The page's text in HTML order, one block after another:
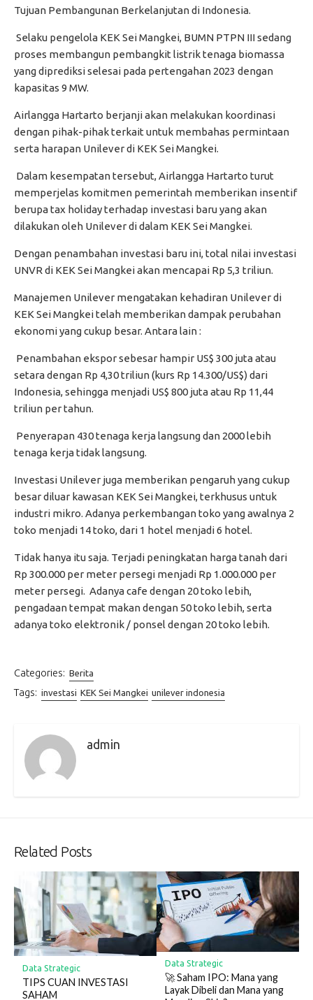
Tujuan Pembangunan Berkelanjutan di Indonesia.
Selaku pengelola KEK Sei Mangkei, BUMN PTPN III sedang
proses membangun pembangkit listrik tenaga biomassa
yang diprediksi selesai pada pertengahan 2023 dengan
kapasitas 9 MW.
Airlangga Hartarto berjanji akan melakukan koordinasi
dengan pihak-pihak terkait untuk membahas permintaan
serta harapan Unilever di KEK Sei Mangkei.
Dalam kesempatan tersebut, Airlangga Hartarto turut
memperjelas komitmen pemerintah memberikan insentif
berupa tax holiday terhadap investasi baru yang akan
dilakukan oleh Unilever di dalam KEK Sei Mangkei.
Dengan penambahan investasi baru ini, total nilai investasi
UNVR di KEK Sei Mangkei akan mencapai Rp 5,3 triliun.
Manajemen Unilever mengatakan kehadiran Unilever di
KEK Sei Mangkei telah memberikan dampak perubahan
ekonomi yang cukup besar. Antara lain :
Penambahan ekspor sebesar hampir US$ 300 juta atau
setara dengan Rp 4,30 triliun (kurs Rp 14.300/US$) dari
Indonesia, sehingga menjadi US$ 800 juta atau Rp 11,44
triliun per tahun.
Penyerapan 430 tenaga kerja langsung dan 2000 lebih
tenaga kerja tidak langsung.
Investasi Unilever juga memberikan pengaruh yang cukup
besar diluar kawasan KEK Sei Mangkei, terkhusus untuk
industri mikro. Adanya perkembangan toko yang awalnya 2
toko menjadi 14 toko, dari 1 hotel menjadi 6 hotel.
Tidak hanya itu saja. Terjadi peningkatan harga tanah dari
Rp 300.000 per meter persegi menjadi Rp 1.000.000 per
meter persegi. Adanya cafe dengan 20 toko lebih,
pengadaan tempat makan dengan 50 toko lebih, serta
adanya toko elektronik / ponsel dengan 20 toko lebih.
Categories: Berita
Tags: investasi KEK Sei Mangkei unilever indonesia
admin
Related Posts
Data Strategic
TIPS CUAN INVESTASI
SAHAM
Data Strategic
🚀 Saham IPO: Mana yang
Layak Dibeli dan Mana yang